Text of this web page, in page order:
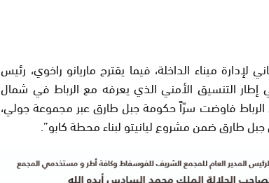
لإدارة ميناء الداخلة، فيما يقترح ماريانو راخوي، رئيس
إطار التنسيق الأمني الذي يعرفه مع الرباط في شمال
الرباط فاوضت سرّاً حكومة جبل طارق عبر مجموعة جولي،
طارق ضمن مشروع ليانيتو لبناء محطة كابو”.